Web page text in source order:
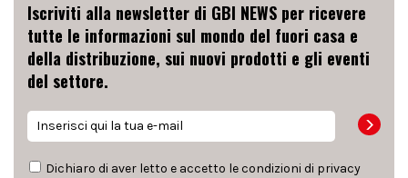
Iscriviti alla newsletter di GBI NEWS per ricevere
tutte le informazioni sul mondo del fuori casa e
della distribuzione, sui nuovi prodotti e gli eventi
del settore.
Dichiaro di aver letto e accetto le condizioni di privacy